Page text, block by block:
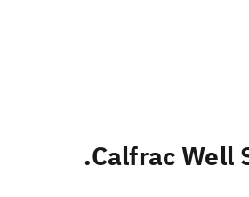
Calfrac Well